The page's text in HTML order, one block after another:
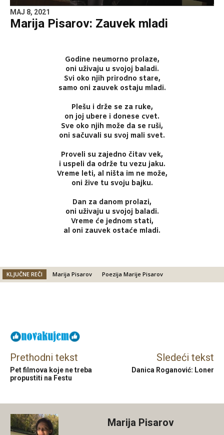
MAJ 8, 2021
Marija Pisarov: Zauvek mladi
Godine neumorno prolaze,
oni uživaju u svojoj baladi.
Svi oko njih prirodno stare,
samo oni zauvek ostaju mladi.
Plešu i drže se za ruke,
on joj ubere i donese cvet.
Sve oko njih može da se ruši,
oni sačuvali su svoj mali svet.
Proveli su zajedno čitav vek,
i uspeli da održe tu vezu jaku.
Vreme leti, al ništa im ne može,
oni žive tu svoju bajku.
Dan za danom prolazi,
oni uživaju u svojoj baladi.
Vreme će jednom stati,
al oni zauvek ostaće mladi.
KLJUČNE REČI Marija Pisarov Poezija Marije Pisarov
Prethodni tekst
Pet filmova koje ne treba
propustiti na Festu
Sledeći tekst
Danica Roganović: Loner
Marija Pisarov